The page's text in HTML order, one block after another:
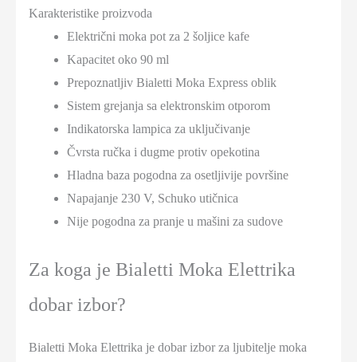
Karakteristike proizvoda
Električni moka pot za 2 šoljice kafe
Kapacitet oko 90 ml
Prepoznatljiv Bialetti Moka Express oblik
Sistem grejanja sa elektronskim otporom
Indikatorska lampica za uključivanje
Čvrsta ručka i dugme protiv opekotina
Hladna baza pogodna za osetljivije površine
Napajanje 230 V, Schuko utičnica
Nije pogodna za pranje u mašini za sudove
Za koga je Bialetti Moka Elettrika
dobar izbor?
Bialetti Moka Elettrika je dobar izbor za ljubitelje moka